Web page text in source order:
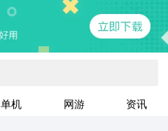
单机 网游 资讯